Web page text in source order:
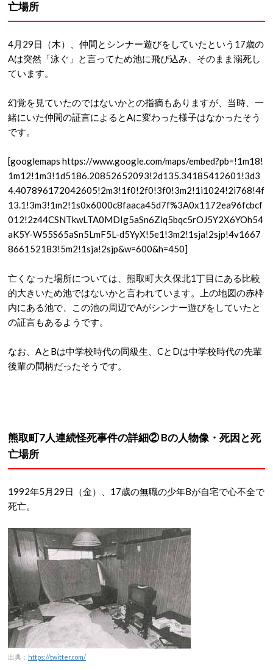
亡場所
4月29日（木）、仲間とシンナー遊びをしていたという17歳の
Aは突然「泳ぐ」と言ってため池に飛び込み、そのまま溺死し
ています。
幻覚を見ていたのではないかとの指摘もありますが、当時、一
緒にいた仲間の証言によるとAに変わった様子はなかったそう
です。
[googlemaps https://www.google.com/maps/embed?pb=!1m18!
1m12!1m3!1d5186.20852652093!2d135.34185412601!3d3
4.407896172042605!2m3!1f0!2f0!3f0!3m2!1i1024!2i768!4f
13.1!3m3!1m2!1s0x6000c8faaca45d7f%3A0x1172ea96fcbcf
012!2z44CSNTkwLTA0MDIg5aSn6Ziq5bqc5rOJ5Y2X6YOh54
aK5Y-W55S65aSn5LmF5L-d5YyX!5e1!3m2!1sja!2sjp!4v1667
866152183!5m2!1sja!2sjp&w=600&h=450]
亡くなった場所については、熊取町大久保北1丁目にある比較
的大きいため池ではないかと言われています。上の地図の赤枠
内にある池で、この池の周辺でAがシンナー遊びをしていたと
の証言もあるようです。
なお、AとBは中学校時代の同級生、CとDは中学校時代の先輩
後輩の間柄だったそうです。
熊取町7人連続怪死事件の詳細② Bの人物像・死因と死
亡場所
1992年5月29日（金）、17歳の無職の少年Bが自宅で心不全で
死亡。
出典： https://twitter.com/